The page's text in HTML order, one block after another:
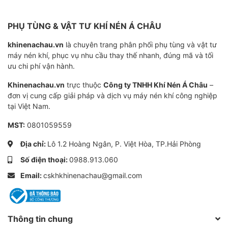
Tiết kiệm năng lượng
Van điện từ được điều khiển hẹn giờ tránh tổn thất
không khí không cần thiết, giảm áp suất trong mạng
không khí.
PHỤ TÙNG & VẬT TƯ KHÍ NÉN Á CHÂU
khinenachau.vn là chuyên trang phân phối phụ tùng và vật tư
máy nén khí, phục vụ nhu cầu thay thế nhanh, đúng mã và tối
ưu chi phí vận hành.
Khinenachau.vn trực thuộc Công ty TNHH Khí Nén Á Châu –
đơn vị cung cấp giải pháp và dịch vụ máy nén khí công nghiệp
tại Việt Nam.
MST: 0801059559
Địa chỉ: Lô 1.2 Hoàng Ngân, P. Việt Hòa, TP.Hải Phòng
Số điện thoại:0988.913.060
Email:cskhkhinenachau@gmail.com
Thông tin chung